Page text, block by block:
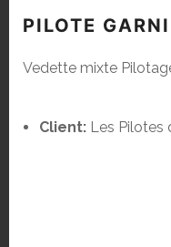
PILOTE
Vedette mixte
Client:Les Pilotes